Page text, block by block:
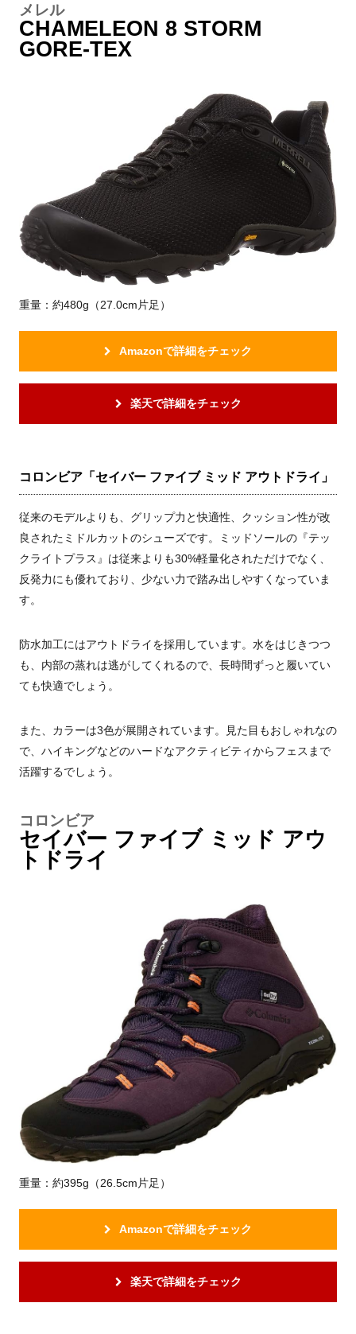
メレル
CHAMELEON 8 STORM
GORE-TEX
重量：約480g（27.0cm片足）
Amazonで詳細をチェック
楽天で詳細をチェック
コロンビア「セイバー ファイブ ミッド アウトドライ」
従来のモデルよりも、グリップ力と快適性、クッション性が改
良されたミドルカットのシューズです。ミッドソールの『テッ
クライトプラス』は従来よりも30%軽量化されただけでなく、
反発力にも優れており、少ない力で踏み出しやすくなっていま
す。
防水加工にはアウトドライを採用しています。水をはじきつつ
も、内部の蒸れは逃がしてくれるので、長時間ずっと履いてい
ても快適でしょう。
また、カラーは3色が展開されています。見た目もおしゃれなの
で、ハイキングなどのハードなアクティビティからフェスまで
活躍するでしょう。
コロンビア
セイバー ファイブ ミッド アウ
トドライ
重量：約395g（26.5cm片足）
Amazonで詳細をチェック
楽天で詳細をチェック